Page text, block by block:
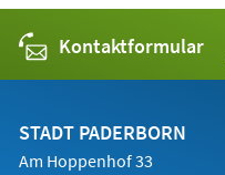
Tab)
Kontaktformular
STADT PADERBORN
Am Hoppenhof 33